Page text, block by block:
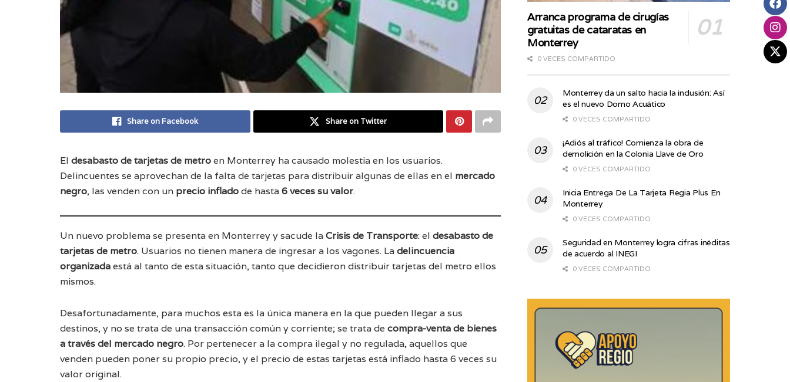
Share on Facebook Share on Twitter
El desabasto de tarjetas de metroen Monterrey ha causado molestia en los usuarios.
Delincuentes se aprovechan de la falta de tarjetas para distribuir algunas de ellas en el mercado
negro, las venden con un precio infladode hasta6 veces su valor.
Un nuevo problema se presenta en Monterrey y sacude laCrisis de Transporte: el desabasto de
tarjetas de metro. Usuarios no tienen manera de ingresar a los vagones. Ladelincuencia
organizadaestá al tanto de esta situación, tanto que decidieron distribuir tarjetas del metro ellos
mismos.
Desafortunadamente, para muchos esta es la única manera en la que pueden llegar a sus
destinos, y no se trata de una transacción común y corriente; se trata de compra-venta de bienes
a través del mercado negro. Por pertenecer a la compra ilegal y no regulada, aquellos que
venden pueden poner su propio precio, y el precio de estas tarjetas está inflado hasta 6 veces su
valor original.
Arranca programa de cirugías
gratuitas de cataratas en
Monterrey
0 VECES COMPARTIDO
Monterrey da un salto hacia la inclusión: Así
es el nuevo Domo Acuático
0 VECES COMPARTIDO
¡Adiós al tráfico! Comienza la obra de
demolición en la Colonia Llave de Oro
0 VECES COMPARTIDO
Inicia Entrega De La Tarjeta Regia Plus En
Monterrey
0 VECES COMPARTIDO
Seguridad en Monterrey logra cifras inéditas
de acuerdo al INEGI
0 VECES COMPARTIDO